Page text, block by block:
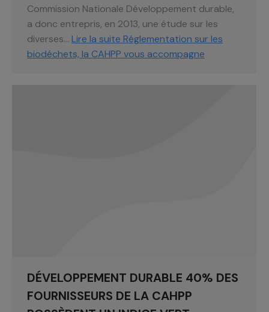
Commission Nationale Développement durable,
a donc entrepris, en 2013, une étude sur les
diverses… Lire la suite Réglementation sur les
biodéchets, la CAHPP vous accompagne
DÉVELOPPEMENT DURABLE 40% DES
FOURNISSEURS DE LA CAHPP